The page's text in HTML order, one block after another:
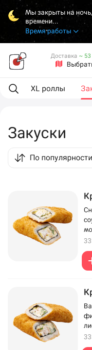
Мы закрыты на
времени...
Время работы
Доставка ~
XL роллы
Закуски
По популярности